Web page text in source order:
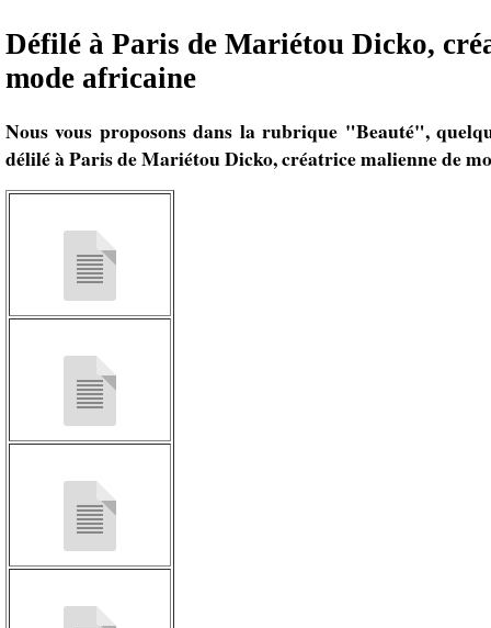
Défilé à Paris de Mariétou Dicko,
mode africaine
Nous vous proposons dans la rubrique "Beauté",
délilé à Paris de Mariétou Dicko, créatrice malienne de